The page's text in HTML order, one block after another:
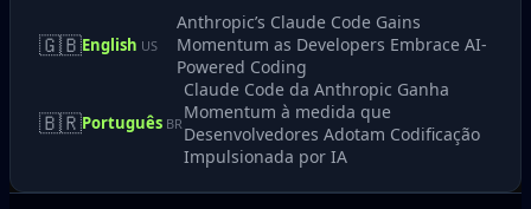
🇬🇧English US
Anthropic’s Claude Code Gains
Momentum as Developers Embrace AI-
Powered Coding
🇧🇷Português BR
Claude Code da Anthropic Ganha
Momentum à medida que
Desenvolvedores Adotam Codificação
Impulsionada por IA